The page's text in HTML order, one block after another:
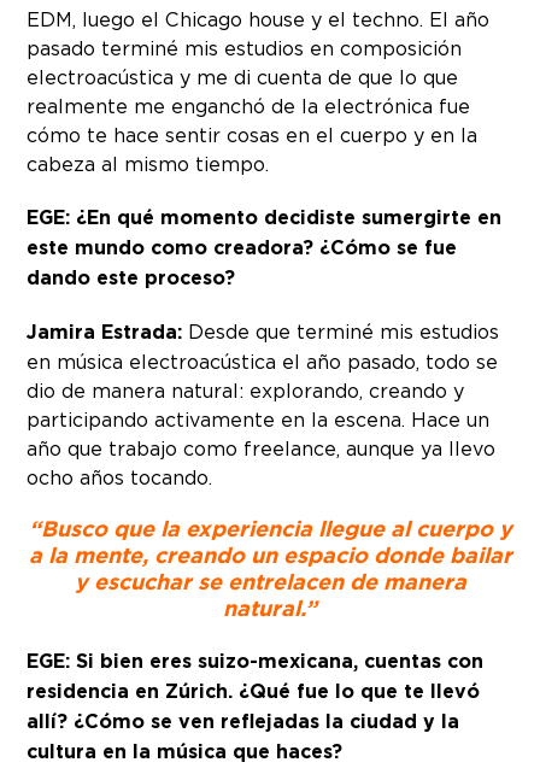
EDM, luego el Chicago house y el techno. El año
pasado terminé mis estudios en composición
electroacústica y me di cuenta de que lo que
realmente me enganchó de la electrónica fue
cómo te hace sentir cosas en el cuerpo y en la
cabeza al mismo tiempo.
EGE: ¿En qué momento decidiste sumergirte en
este mundo como creadora? ¿Cómo se fue
dando este proceso?
Jamira Estrada: Desde que terminé mis estudios
en música electroacústica el año pasado, todo se
dio de manera natural: explorando, creando y
participando activamente en la escena. Hace un
año que trabajo como freelance, aunque ya llevo
ocho años tocando.
“Busco que la experiencia llegue al cuerpo y
a la mente, creando un espacio donde bailar
y escuchar se entrelacen de manera
natural.”
EGE: Si bien eres suizo-mexicana, cuentas con
residencia en Zúrich. ¿Qué fue lo que te llevó
allí? ¿Cómo se ven reflejadas la ciudad y la
cultura en la música que haces?